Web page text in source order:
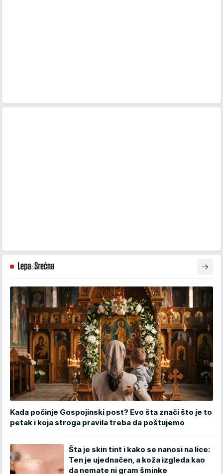
Kada počinje Gospojinski post? Evo šta znači što je to
petak i koja stroga pravila treba da poštujemo
Šta je skin tint i kako se nanosi na lice:
Ten je ujednačen, a koža izgleda kao
da nemate ni gram šminke